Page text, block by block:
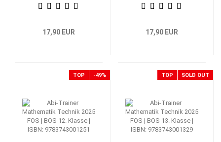
Volkswirtschaftslehre
17,90 EUR
Volkswirtschaftslehre
17,90 EUR
TOP -49% TOP SOLD OUT